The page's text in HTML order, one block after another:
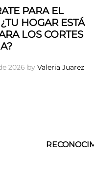
PARA EL
HOGAR ESTÁ
LOS CORTES
2026 by Valeria Juarez